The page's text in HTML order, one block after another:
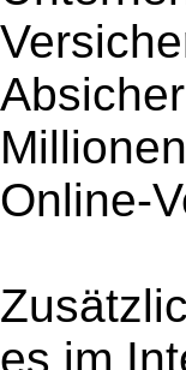
Online-
es im